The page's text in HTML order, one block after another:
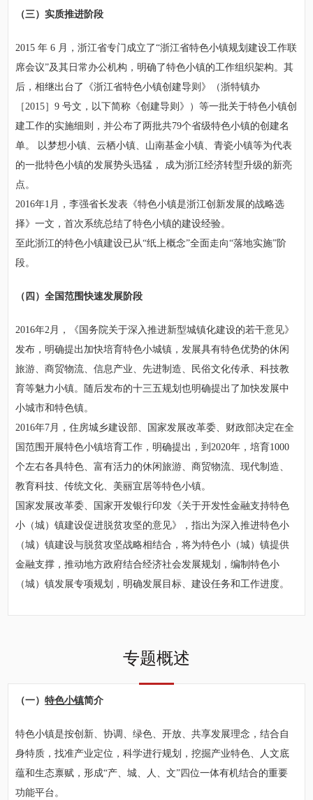
（三）实质推进阶段
2015 年 6 月，浙江省专门成立了“浙江省特色小镇规划建设工作联
席会议”及其日常办公机构，明确了特色小镇的工作组织架构。其
后，相继出台了《浙江省特色小镇创建导则》（浙特镇办
［2015］9 号文，以下简称《创建导则》）等一批关于特色小镇创
建工作的实施细则，并公布了两批共79个省级特色小镇的创建名
单。 以梦想小镇、云栖小镇、山南基金小镇、青瓷小镇等为代表
的一批特色小镇的发展势头迅猛， 成为浙江经济转型升级的新亮
点。
2016年1月，李强省长发表《特色小镇是浙江创新发展的战略选
择》一文，首次系统总结了特色小镇的建设经验。
至此浙江的特色小镇建设已从“纸上概念”全面走向“落地实施”阶
段。
（四）全国范围快速发展阶段
2016年2月，《国务院关于深入推进新型城镇化建设的若干意见》
发布，明确提出加快培育特色小城镇，发展具有特色优势的休闲
旅游、商贸物流、信息产业、先进制造、民俗文化传承、科技教
育等魅力小镇。随后发布的十三五规划也明确提出了加快发展中
小城市和特色镇。
2016年7月，住房城乡建设部、国家发展改革委、财政部决定在全
国范围开展特色小镇培育工作，明确提出，到2020年，培育1000
个左右各具特色、富有活力的休闲旅游、商贸物流、现代制造、
教育科技、传统文化、美丽宜居等特色小镇。
国家发展改革委、国家开发银行印发《关于开发性金融支持特色
小（城）镇建设促进脱贫攻坚的意见》，指出为深入推进特色小
（城）镇建设与脱贫攻坚战略相结合，将为特色小（城）镇提供
金融支撑，推动地方政府结合经济社会发展规划，编制特色小
（城）镇发展专项规划，明确发展目标、建设任务和工作进度。
专题概述
（一）特色小镇简介
特色小镇是按创新、协调、绿色、开放、共享发展理念，结合自
身特质，找准产业定位，科学进行规划，挖掘产业特色、人文底
蕴和生态禀赋，形成“产、城、人、文”四位一体有机结合的重要
功能平台。